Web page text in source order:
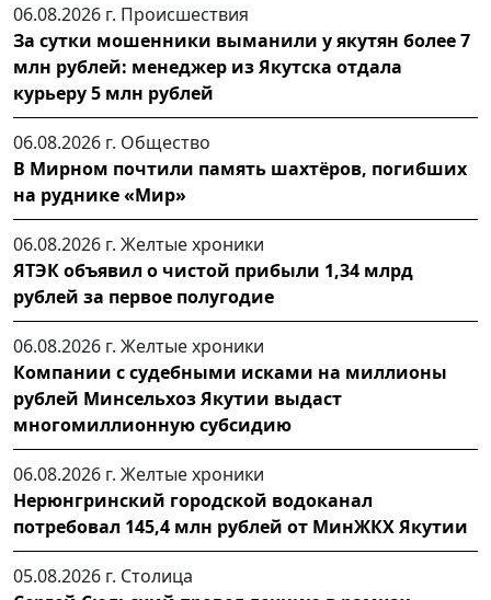
06.08.2026 г. Происшествия
За сутки мошенники выманили у якутян более 7
млн рублей: менеджер из Якутска отдала
курьеру 5 млн рублей
06.08.2026 г. Общество
В Мирном почтили память шахтёров, погибших
на руднике «Мир»
06.08.2026 г. Желтые хроники
ЯТЭК объявил о чистой прибыли 1,34 млрд
рублей за первое полугодие
06.08.2026 г. Желтые хроники
Компании с судебными исками на миллионы
рублей Минсельхоз Якутии выдаст
многомиллионную субсидию
06.08.2026 г. Желтые хроники
Нерюнгринский городской водоканал
потребовал 145,4 млн рублей от МинЖКХ Якутии
05.08.2026 г. Столица